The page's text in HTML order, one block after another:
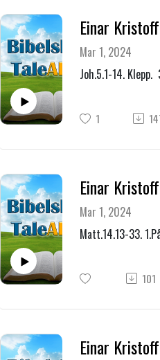
Mar 1, 2024
Joh.5.1-14.
1
Mar 1, 2024
Matt.14.13-33.
101